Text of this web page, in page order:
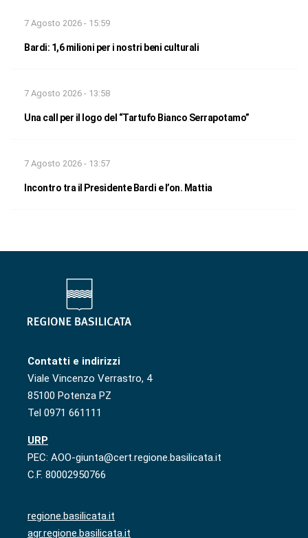
7 Agosto 2026 - 15:59
Bardi: 1,6 milioni per i nostri beni culturali
7 Agosto 2026 - 13:58
Una call per il logo del “Tartufo Bianco Serrapotamo”
7 Agosto 2026 - 13:57
Incontro tra il Presidente Bardi e l’on. Mattia
Contatti e indirizzi
Viale Vincenzo Verrastro, 4
85100 Potenza PZ
Tel 0971 661111
URP
PEC: AOO-giunta@cert.regione.basilicata.it
C.F. 80002950766
regione.basilicata.it
agr.regione.basilicata.it